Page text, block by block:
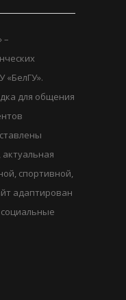
–
«БелГУ».
для общения
спортивной,
адаптирован